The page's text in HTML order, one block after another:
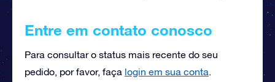
Entre em contato conosco
Para consultar o status mais recente do seu
pedido, por favor, faça login em sua conta.